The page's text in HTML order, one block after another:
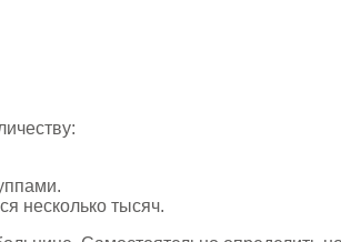
несколько тысяч.